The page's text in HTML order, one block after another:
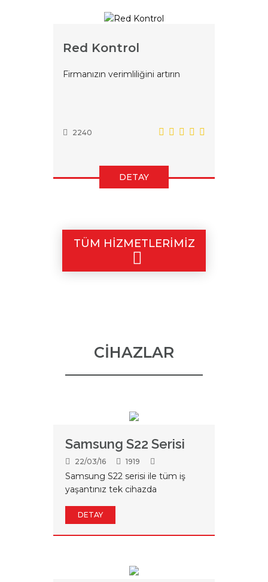
Red Kontrol
Firmanızın verimliliğini artırın
2240
DETAY
TÜM HİZMETLERİMİZ
CİHAZLAR
Samsung S22 Serisi
22/03/16 1919
Samsung S22 serisi ile tüm iş
yaşantınız tek cihazda
DETAY